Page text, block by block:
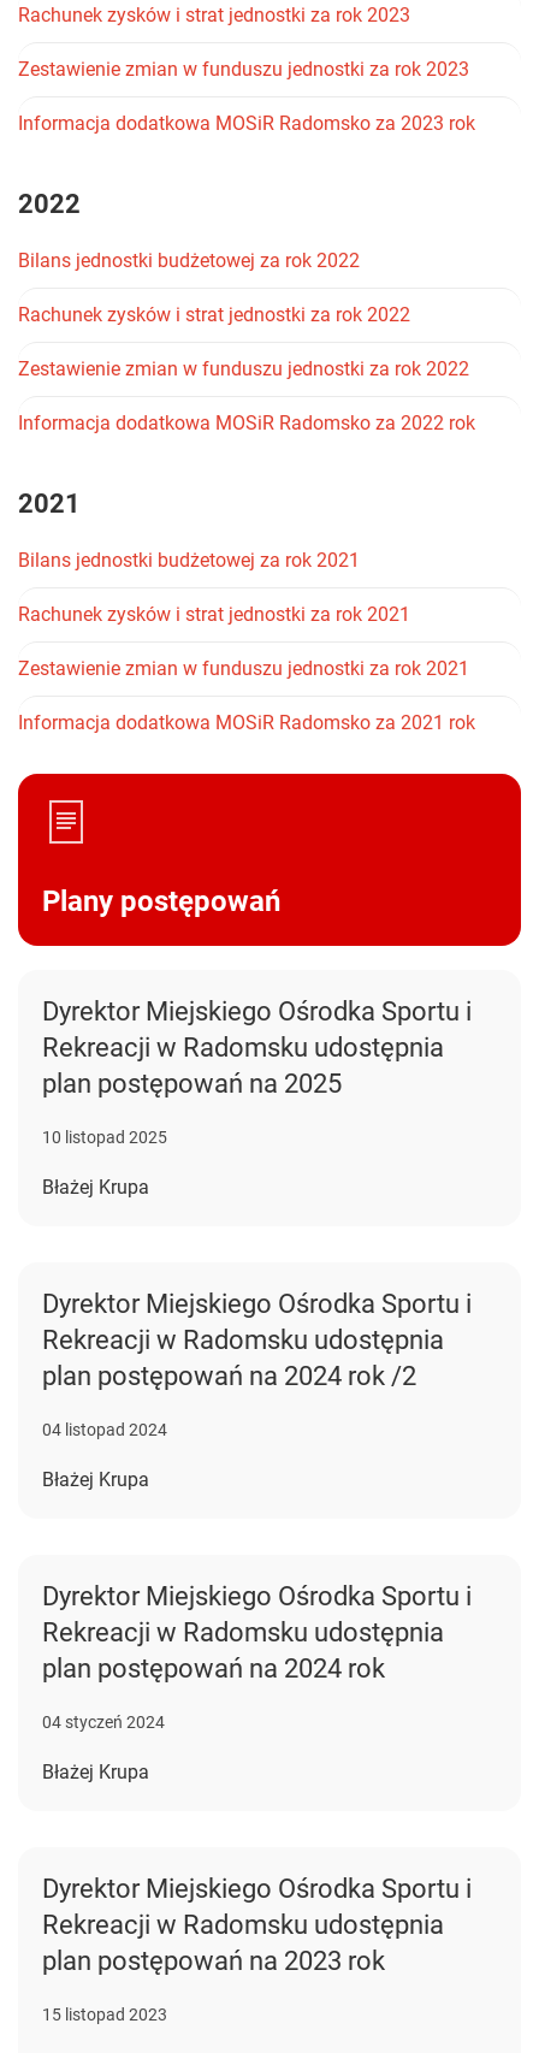
Rachunek zysków i strat jednostki za rok 2023
Zestawienie zmian w funduszu jednostki za rok 2023
Informacja dodatkowa MOSiR Radomsko za 2023 rok
2022
Bilans jednostki budżetowej za rok 2022
Rachunek zysków i strat jednostki za rok 2022
Zestawienie zmian w funduszu jednostki za rok 2022
Informacja dodatkowa MOSiR Radomsko za 2022 rok
2021
Bilans jednostki budżetowej za rok 2021
Rachunek zysków i strat jednostki za rok 2021
Zestawienie zmian w funduszu jednostki za rok 2021
Informacja dodatkowa MOSiR Radomsko za 2021 rok
Plany postępowań
Dyrektor Miejskiego Ośrodka Sportu i
Rekreacji w Radomsku udostępnia
plan postępowań na 2025
10 listopad 2025
Błażej Krupa
Dyrektor Miejskiego Ośrodka Sportu i
Rekreacji w Radomsku udostępnia
plan postępowań na 2024 rok /2
04 listopad 2024
Błażej Krupa
Dyrektor Miejskiego Ośrodka Sportu i
Rekreacji w Radomsku udostępnia
plan postępowań na 2024 rok
04 styczeń 2024
Błażej Krupa
Dyrektor Miejskiego Ośrodka Sportu i
Rekreacji w Radomsku udostępnia
plan postępowań na 2023 rok
15 listopad 2023